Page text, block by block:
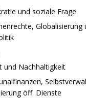
und soziale Frage
Globalisierung
und Nachhaltigkeit
öff. Dienste